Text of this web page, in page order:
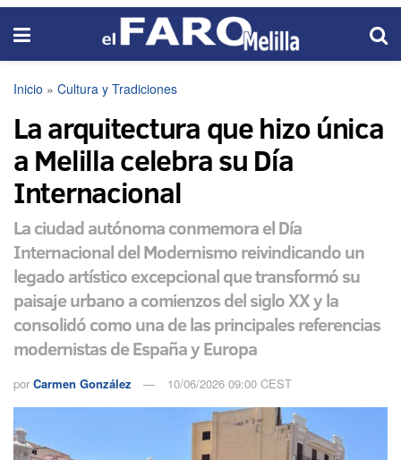
Inicio » Cultura y Tradiciones
La arquitectura que hizo única
a Melilla celebra su Día
Internacional
La ciudad autónoma conmemora el Día
Internacional del Modernismo reivindicando un
legado artístico excepcional que transformó su
paisaje urbano a comienzos del siglo XX y la
consolidó como una de las principales referencias
modernistas de España y Europa
por Carmen González 10/06/2026 09:00 CEST